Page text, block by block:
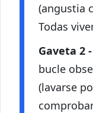
(angustia
Todas
Gaveta 2
bucle
(lavarse